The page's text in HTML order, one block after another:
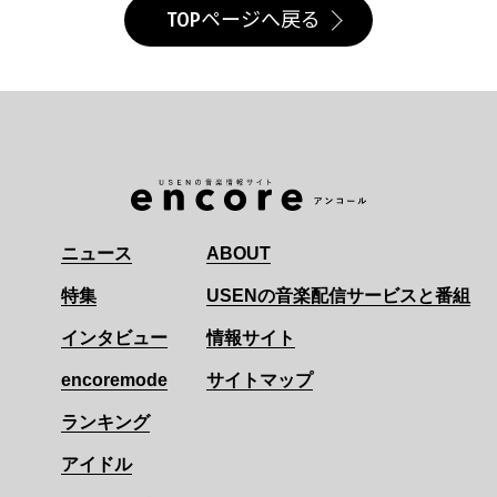
TOPページへ戻る
ニュース
特集
インタビュー
encoremode
ランキング
アイドル
ABOUT
USENの音楽配信サービスと番組
情報サイト
サイトマップ